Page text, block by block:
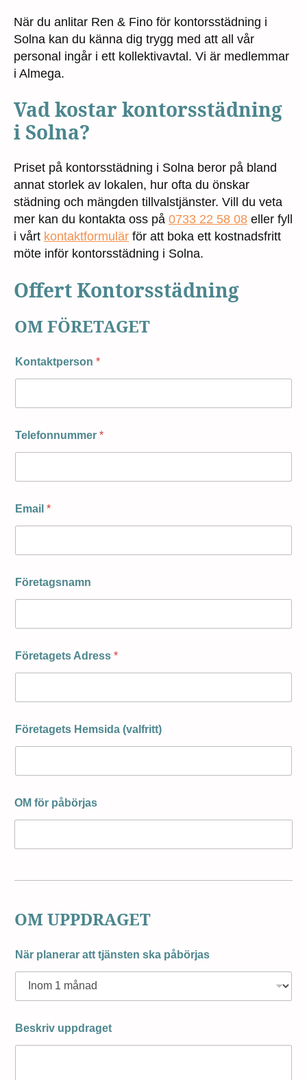
När du anlitar Ren & Fino för kontorsstädning i
Solna kan du känna dig trygg med att all vår
personal ingår i ett kollektivavtal. Vi är medlemmar
i Almega.
Vad kostar kontorsstädning
i Solna?
Priset på kontorsstädning i Solna beror på bland
annat storlek av lokalen, hur ofta du önskar
städning och mängden tillvalstjänster. Vill du veta
mer kan du kontakta oss på 0733 22 58 08 eller fyll
i vårt kontaktformulär för att boka ett kostnadsfritt
möte inför kontorsstädning i Solna.
Offert Kontorsstädning
OM FÖRETAGET
Kontaktperson *
Telefonnummer *
Email *
Företagsnamn
Företagets Adress *
Företagets Hemsida (valfritt)
OM för påbörjas
OM UPPDRAGET
När planerar att tjänsten ska påbörjas
Beskriv uppdraget